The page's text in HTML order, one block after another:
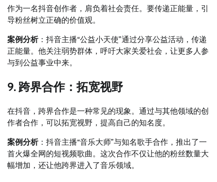
作为一名抖音创作者，肩负着社会责任。要传递正能量，引
导粉丝树立正确的价值观。
案例分析：抖音主播“公益小天使”通过分享公益活动，传递
正能量。他关注弱势群体，呼吁大家关爱社会，让更多人参
与到公益事业中来。
9. 跨界合作：拓宽视野
在抖音，跨界合作是一种常见的现象。通过与其他领域的创
作者合作，可以拓宽视野，提高自己的知名度。
案例分析：抖音主播“音乐大师”与知名歌手合作，推出了一
首火爆全网的短视频歌曲。这次合作不仅让他的粉丝数量大
幅增加，还让他跨界进入了音乐领域。